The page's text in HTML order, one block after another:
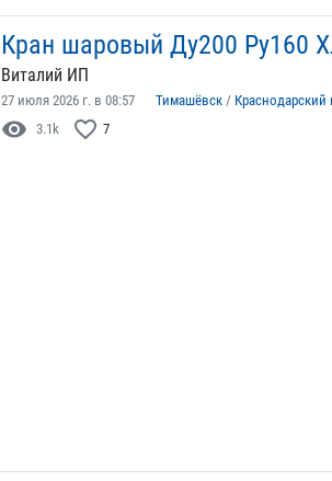
Кран шаровый Ду200 Ру160
Виталий ИП
27 июля 2026 г. в 08:57 Тимашёвск / Краснодарский
visibility 3.1k favorite_border 7